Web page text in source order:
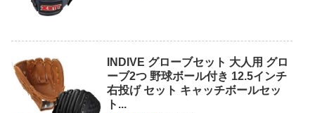
INDIVE グローブセット 大人用 グロ
ーブ2つ 野球ボール付き 12.5インチ
右投げ セット キャッチボールセッ
ト...